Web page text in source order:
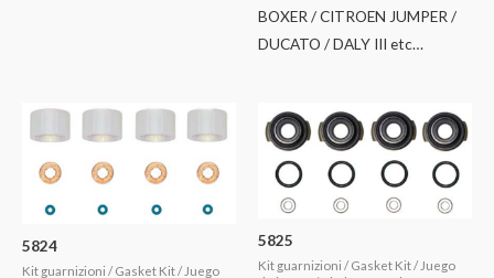
BOXER / CITROEN JUMPER /
DUCATO / DALY III etc…
5824
Kit guarnizioni / Gasket Kit / Juego
5825
Kit guarnizioni / Gasket Kit / Juego